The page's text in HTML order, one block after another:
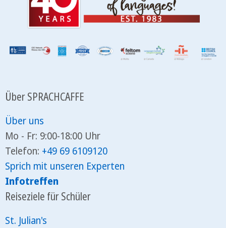
Über SPRACHCAFFE
Über uns
Mo - Fr: 9:00-18:00 Uhr
Telefon: +49 69 6109120
Sprich mit unseren Experten
Infotreffen
Reiseziele für Schüler
St. Julian's